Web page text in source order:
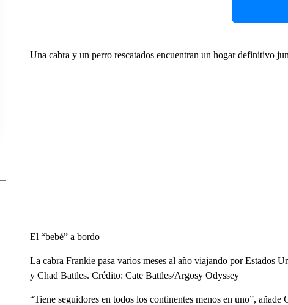
Una cabra y un perro rescatados encuentran un hogar definitivo
El “bebé” a bordo
La cabra Frankie pasa varios meses al año viajando por Estados
y Chad Battles. Crédito: Cate Battles/Argosy Odyssey
“Tiene seguidores en todos los continentes menos en uno”,